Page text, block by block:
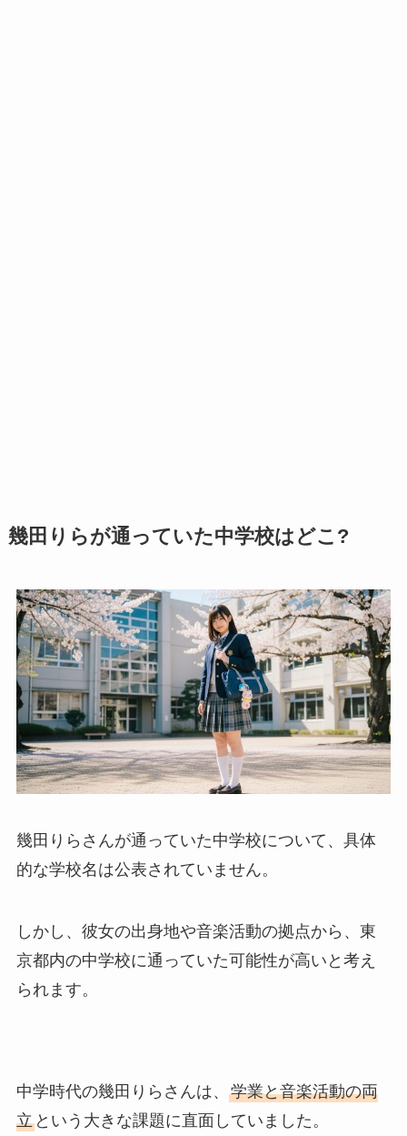
幾田りらが通っていた中学校はどこ?
幾田りらさんが通っていた中学校について、具体
的な学校名は公表されていません。
しかし、彼女の出身地や音楽活動の拠点から、東
京都内の中学校に通っていた可能性が高いと考え
られます。
中学時代の幾田りらさんは、 学業と音楽活動の両
立という大きな課題に直面していました。